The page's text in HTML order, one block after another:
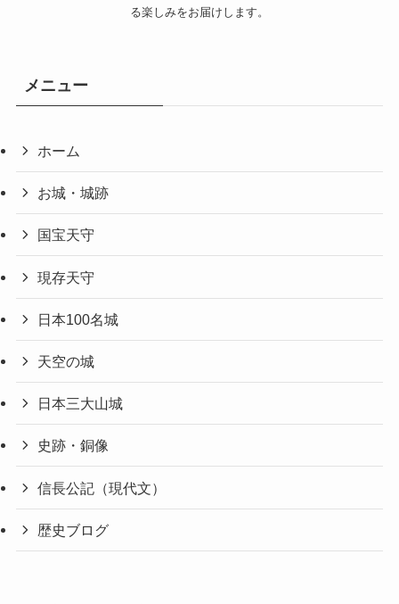
る楽しみをお届けします。
メニュー
ホーム
お城・城跡
国宝天守
現存天守
日本100名城
天空の城
日本三大山城
史跡・銅像
信長公記（現代文）
歴史ブログ